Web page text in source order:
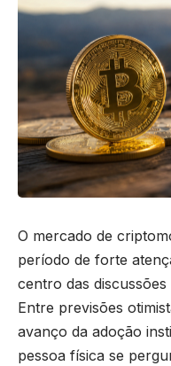
O mercado de
período de forte
centro das
Entre previsões
avanço da adoção
pessoa física se